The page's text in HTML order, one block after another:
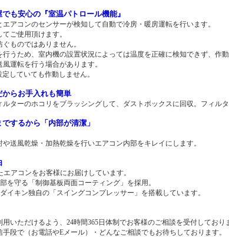
も安心の『室温パトロール機能』
アコンのセンサーが検知して自動で冷房・暖房運転を行います。
ご使用頂けます。
ものではありません。
うため、室内機の設置状況によっては温度を正確に検知できず、作動
運転を行う場合があります。
していても作動しません。
らお手入れも簡単
ターのホコリをブラッシングして、ダストボックスに回収。フィル
するから「内部が清潔」
送風乾燥・加熱乾燥を行いエアコン内部をキレイにします。
アコンをお客様にお届けしています。
を守る「制御基板両面コーティング」を採用。
イキン独自の「スイングコンプレッサー」を搭載しています。
いただけるよう、24時間365日体制でお客様のご相談を受付しており
段で（お電話やEメール）・どんなご相談でもお待ちしております。